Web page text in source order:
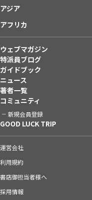
アジア
アフリカ
ウェブマガジン
特派員ブログ
ガイドブック
ニュース
著者一覧
コミュニティ
新規会員登録
GOOD LUCK TRIP
運営会社
利用規約
書店御担当者様へ
採用情報